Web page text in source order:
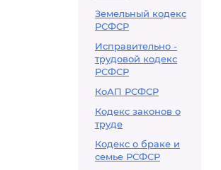
Земельный кодекс
РСФСР
Исправительно -
трудовой кодекс
РСФСР
КоАП РСФСР
Кодекс законов о
труде
Кодекс о браке и
семье РСФСР